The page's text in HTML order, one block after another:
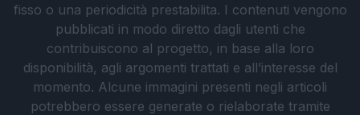
fisso o una periodicità prestabilita. I contenuti vengono
pubblicati in modo diretto dagli utenti che
contribuiscono al progetto, in base alla loro
disponibilità, agli argomenti trattati e all’interesse del
momento. Alcune immagini presenti negli articoli
potrebbero essere generate o rielaborate tramite